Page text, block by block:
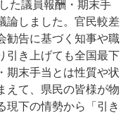
た議員報酬・期末手
論しました。官民較差
勧告に基づく知事や職
引き上げても全国最下
期末手当とは性質や状
えて、県民の皆様が物
現下の情勢から「引き